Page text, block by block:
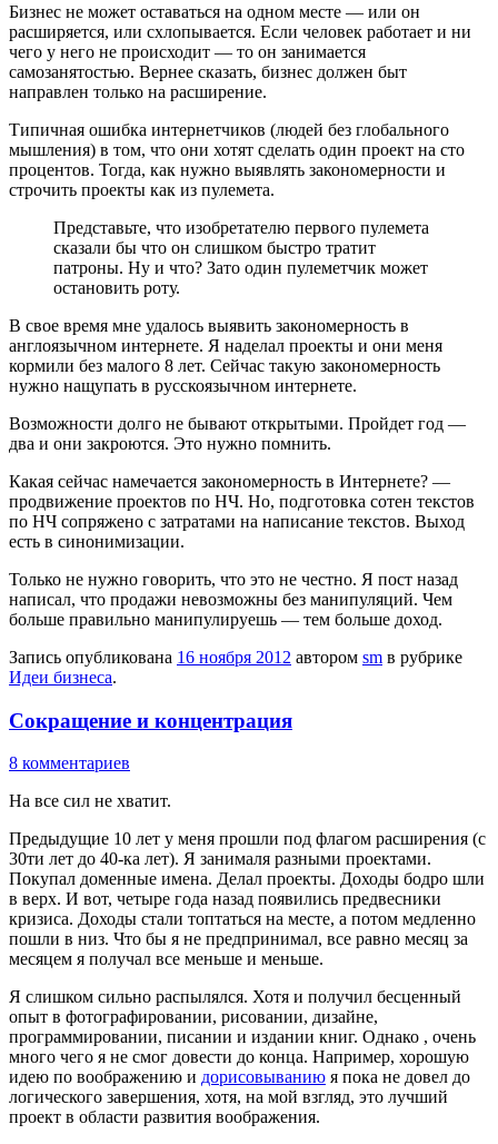
Бизнес не может оставаться на одном месте — или он
расширяется, или схлопывается. Если человек работает и ни
чего у него не происходит — то он занимается
самозанятостью. Вернее сказать, бизнес должен быт
направлен только на расширение.
Типичная ошибка интернетчиков (людей без глобального
мышления) в том, что они хотят сделать один проект на сто
процентов. Тогда, как нужно выявлять закономерности и
строчить проекты как из пулемета.
Представьте, что изобретателю первого пулемета
сказали бы что он слишком быстро тратит
патроны. Ну и что? Зато один пулеметчик может
остановить роту.
В свое время мне удалось выявить закономерность в
англоязычном интернете. Я наделал проекты и они меня
кормили без малого 8 лет. Сейчас такую закономерность
нужно нащупать в русскоязычном интернете.
Возможности долго не бывают открытыми. Пройдет год —
два и они закроются. Это нужно помнить.
Какая сейчас намечается закономерность в Интернете? —
продвижение проектов по НЧ. Но, подготовка сотен текстов
по НЧ сопряжено с затратами на написание текстов. Выход
есть в синонимизации.
Только не нужно говорить, что это не честно. Я пост назад
написал, что продажи невозможны без манипуляций. Чем
больше правильно манипулируешь — тем больше доход.
Запись опубликована 16 ноября 2012 автором sm в рубрике
Идеи бизнеса.
Сокращение и концентрация
8 комментариев
На все сил не хватит.
Предыдущие 10 лет у меня прошли под флагом расширения (с
30ти лет до 40-ка лет). Я занималя разными проектами.
Покупал доменные имена. Делал проекты. Доходы бодро шли
в верх. И вот, четыре года назад появились предвесники
кризиса. Доходы стали топтаться на месте, а потом медленно
пошли в низ. Что бы я не предпринимал, все равно месяц за
месяцем я получал все меньше и меньше.
Я слишком сильно распылялся. Хотя и получил бесценный
опыт в фотографировании, рисовании, дизайне,
программировании, писании и издании книг. Однако , очень
много чего я не смог довести до конца. Например, хорошую
идею по воображению и дорисовыванию я пока не довел до
логического завершения, хотя, на мой взгляд, это лучший
проект в области развития воображения.